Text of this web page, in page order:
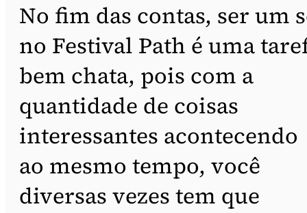
No fim das contas, ser um
no Festival Path é uma
bem chata, pois com a
quantidade de coisas
interessantes acontecendo
ao mesmo tempo, você
diversas vezes tem que